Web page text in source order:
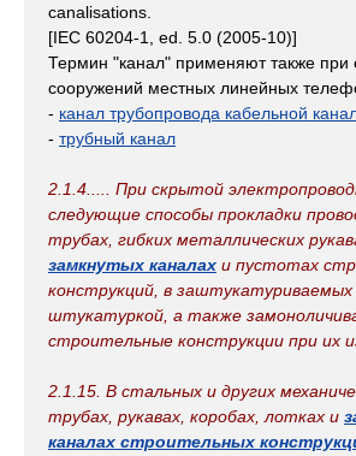
canalisations.
[IEC 60204-1, ed. 5.0 (2005-10)]
Термин "канал" применяют также при
сооружений местных линейных
- канал трубопровода кабельной
- трубный канал
2.1.4..... При скрытой
следующие способы прокладки
трубах, гибких металлических
замкнутых каналах и пустотах
конструкций, в заштукатуриваемых
штукатуркой, а также
строительные конструкции при их
2.1.15. В стальных и других
трубах, рукавах, коробах, лотках и
каналах строительных